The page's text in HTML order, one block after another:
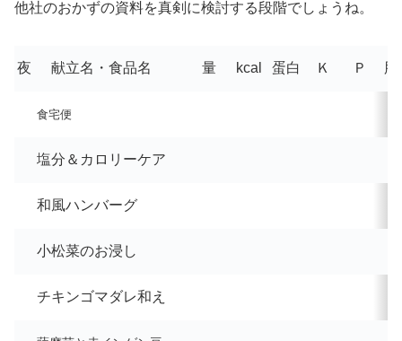
他社のおかずの資料を真剣に検討する段階でしょうね。
夜 献立名・食品名 量 kcal 蛋白 Ｋ Ｐ 脂
食宅便
塩分＆カロリーケア
和風ハンバーグ
小松菜のお浸し
チキンゴマダレ和え